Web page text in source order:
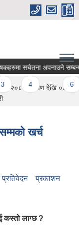
सचेतना अपनाउने सम्बन्धी
4 5
» २०८१ श्रावण देखि ०८२
खर्च
प्रतिवेदन प्रकाशन
कस्तो लाग्छ ?